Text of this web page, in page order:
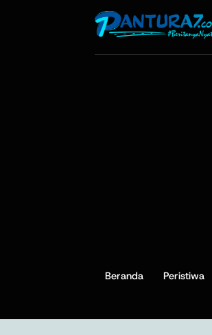
Beranda Peristiwa